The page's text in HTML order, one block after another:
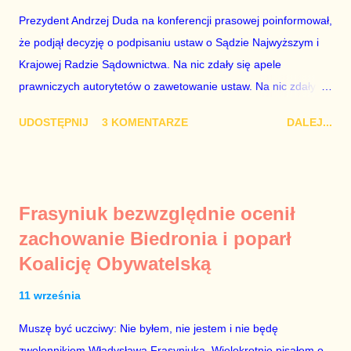
osoba z kwalifikacjami wpłaca na partię polityczną, a następnie
obejmuje prace w spółce, która jest zarządzana pośrednio
przez ta partię. Przeciwnie. Przedstawienie pierwszej gr...
Prezydent Andrzej Duda na konferencji prasowej poinformował,
że podjął decyzję o podpisaniu ustaw o Sądzie Najwyższym i
Krajowej Radzie Sądownictwa. Na nic zdały się apele
prawniczych autorytetów o zawetowanie ustaw. Na nic zdały
ostatecznie zniszczy niezależność sądów od woli polityków. To
Ziobro. Żenujące są tłumaczenia Dudy, że podpisał ustawy, bo
to jego ustawy. Prawda jest taka, że poprawki partii rządzącej
do tych ustaw były bardziej obszerne niż projekty ustaw
wyłącznie o jego władzę nad sądownictwem kosztem władzy
UDOSTĘPNIJ 3 KOMENTARZE DALEJ...
Frasyniuk bezwzględnie ocenił
zachowanie Biedronia i poparł
Koalicję Obywatelską
11 września
Muszę być uczciwy: Nie byłem, nie jestem i nie będę